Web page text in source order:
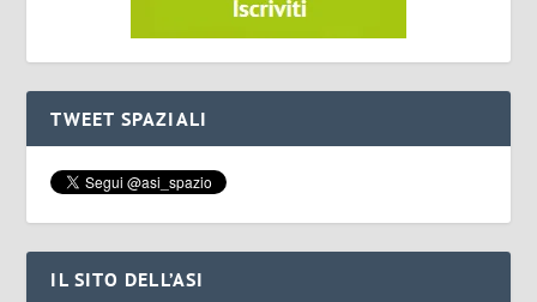
TWEET SPAZIALI
IL SITO DELL’ASI